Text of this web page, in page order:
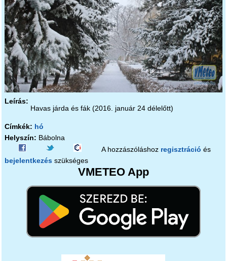
Leírás:
Havas járda és fák (2016. január 24 délelőtt)
Címkék: hó
Helyszín: Bábolna
A hozzászóláshoz regisztráció és
bejelentkezés szükséges
VMETEO App